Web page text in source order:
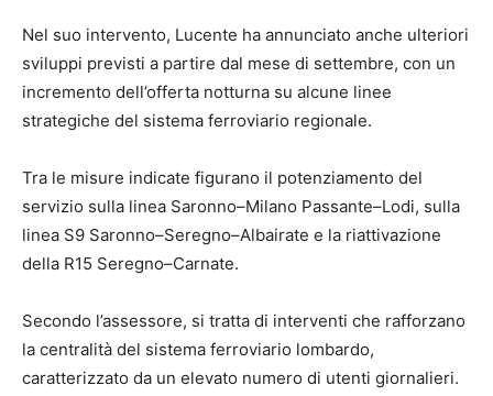
Nel suo intervento, Lucente ha annunciato anche ulteriori
sviluppi previsti a partire dal mese di settembre, con un
incremento dell’offerta notturna su alcune linee
strategiche del sistema ferroviario regionale.
Tra le misure indicate figurano il potenziamento del
servizio sulla linea Saronno–Milano Passante–Lodi, sulla
linea S9 Saronno–Seregno–Albairate e la riattivazione
della R15 Seregno–Carnate.
Secondo l’assessore, si tratta di interventi che rafforzano
la centralità del sistema ferroviario lombardo,
caratterizzato da un elevato numero di utenti giornalieri.